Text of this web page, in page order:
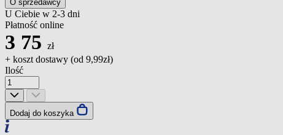
O sprzedawcy
U Ciebie w 2-3 dni
Płatność online
3 75 zł
+ koszt dostawy (od 9,99zł)
Ilość
Dodaj do koszyka